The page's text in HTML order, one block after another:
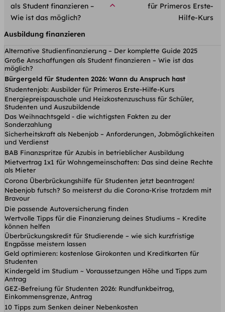
als Student finanzieren –
Wie ist das möglich?
für Primeros Erste-
Hilfe-Kurs
Ausbildung finanzieren
Alternative Studienfinanzierung – Der komplette Guide 2025
Große Anschaffungen als Student finanzieren – Wie ist das
möglich?
Bürgergeld für Studenten 2026: Wann du Anspruch hast
Studentenjob: Ausbilder für Primeros Erste-Hilfe-Kurs
Energiepreispauschale und Heizkostenzuschuss für Schüler,
Studenten und Auszubildende
Das Weihnachtsgeld - die wichtigsten Fakten zu der
Sonderzahlung
Sicherheitskraft als Nebenjob – Anforderungen, Jobmöglichkeiten
und Verdienst
BAB Finanzspritze für Azubis in betrieblicher Ausbildung
Mietvertrag 1x1 für Wohngemeinschaften: Das sind deine Rechte
als Mieter
Corona Überbrückungshilfe für Studenten jetzt beantragen!
Nebenjob futsch? So meisterst du die Corona-Krise trotzdem mit
Bravour
Die passende Autoversicherung finden
Wertvolle Tipps für die Finanzierung deines Studiums – Kredite
können helfen
Überbrückungskredit für Studierende – wie sich kurzfristige
Engpässe meistern lassen
Geld optimieren: kostenlose Girokonten und Kreditkarten für
Studenten
Kindergeld im Studium ~ Voraussetzungen Höhe und Tipps zum
Antrag
GEZ-Befreiung für Studenten 2026: Rundfunkbeitrag,
Einkommensgrenze, Antrag
10 Tipps zum Senken deiner Nebenkosten